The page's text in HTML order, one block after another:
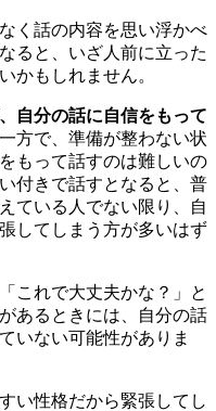
く話の内容を思い浮かべ
ると、いざ人前に立った
かもしれません。
自分の話に自信をもって
方で、 準備が整わない状
もって話すのは難しいの
付きで話すとなると、 普
ている人でない限り、自
してしまう 方が多いはず
これで大丈夫かな？」と
あるとき には、自分の話
いない可能性がありま
い性格だから緊張してし